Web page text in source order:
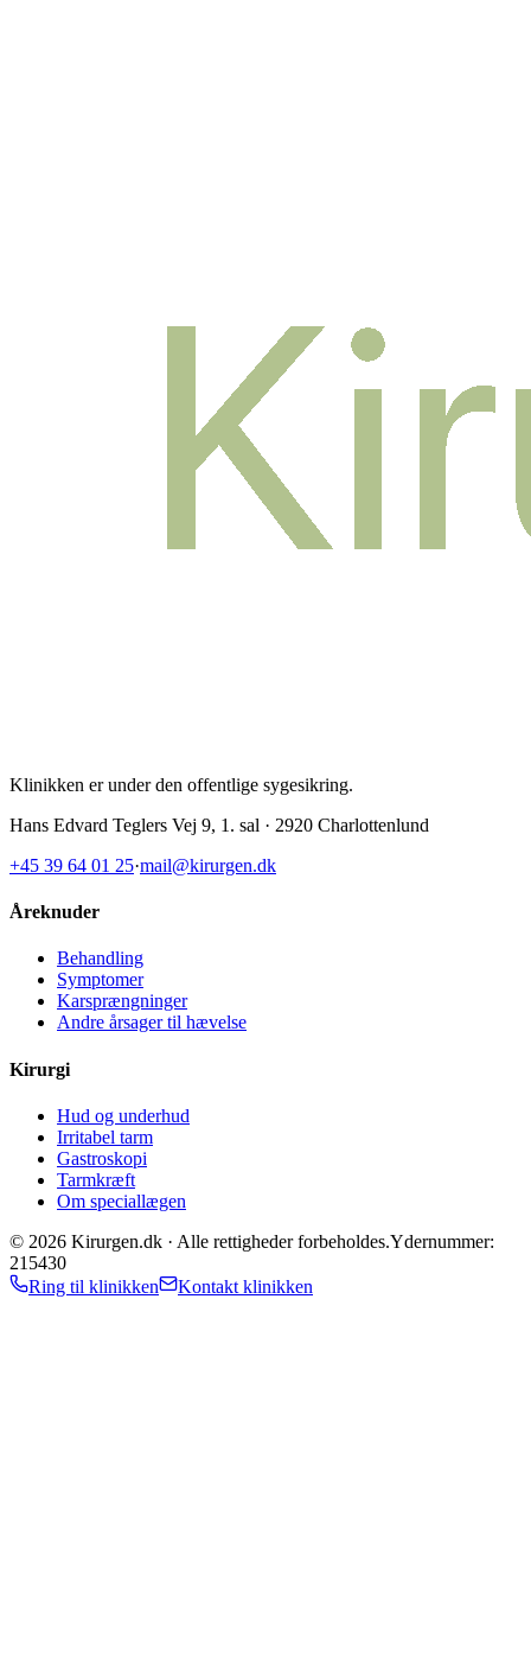
Klinikken er under den offentlige sygesikring.
Hans Edvard Teglers Vej 9, 1. sal · 2920 Charlottenlund
+45 39 64 01 25·mail@kirurgen.dk
Åreknuder
Behandling
Symptomer
Karsprængninger
Andre årsager til hævelse
Kirurgi
Hud og underhud
Irritabel tarm
Gastroskopi
Tarmkræft
Om speciallægen
© 2026 Kirurgen.dk · Alle rettigheder forbeholdes.Ydernummer:
215430
Ring til klinikken
Kontakt klinikken